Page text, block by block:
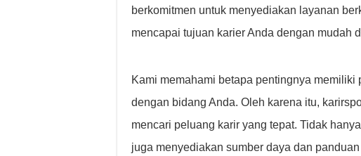
berkomitmen untuk menyediakan layanan
mencapai tujuan karier Anda dengan mudah
Kami memahami betapa pentingnya
dengan bidang Anda. Oleh karena itu,
mencari peluang karir yang tepat. Tidak
juga menyediakan sumber daya dan